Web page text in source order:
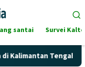
santai Survei
Tengah?